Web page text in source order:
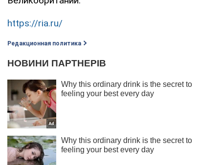
https://ria.ru/
Редакционная политика